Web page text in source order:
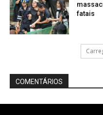
fatais
COMENTÁRIOS